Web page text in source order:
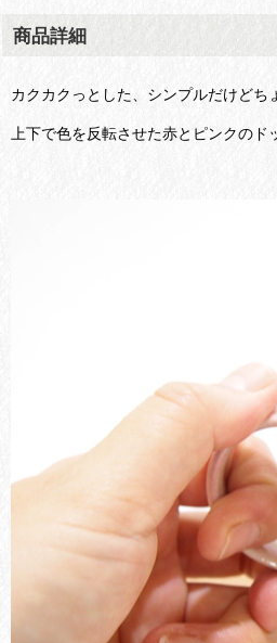
商品詳細
カクカクっとした、シンプルだけどち
上下で色を反転させた赤とピンクの